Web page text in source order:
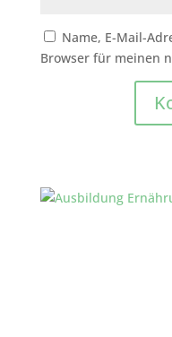
Name, E-Mail-
Browser für meinen